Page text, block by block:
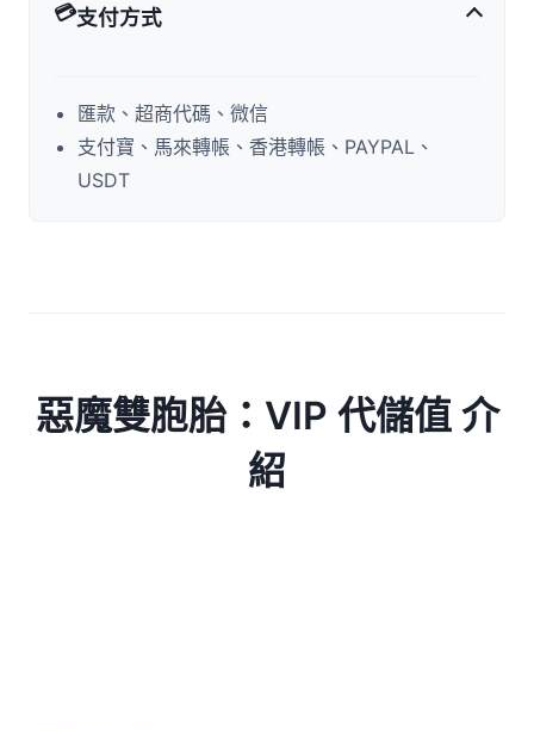
💳支付方式
匯款、超商代碼、微信
支付寶、馬來轉帳、香港轉帳、PAYPAL、
USDT
惡魔雙胞胎：VIP 代儲值 介
紹